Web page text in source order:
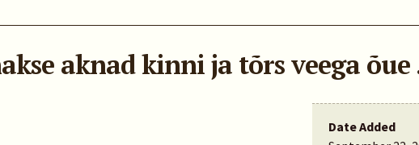
aknad kinni ja tõrs veega õue
Date Added